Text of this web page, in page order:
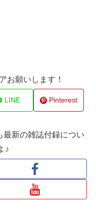
お願いします！
LINE Pinterest
新の雑誌付録につい
♪